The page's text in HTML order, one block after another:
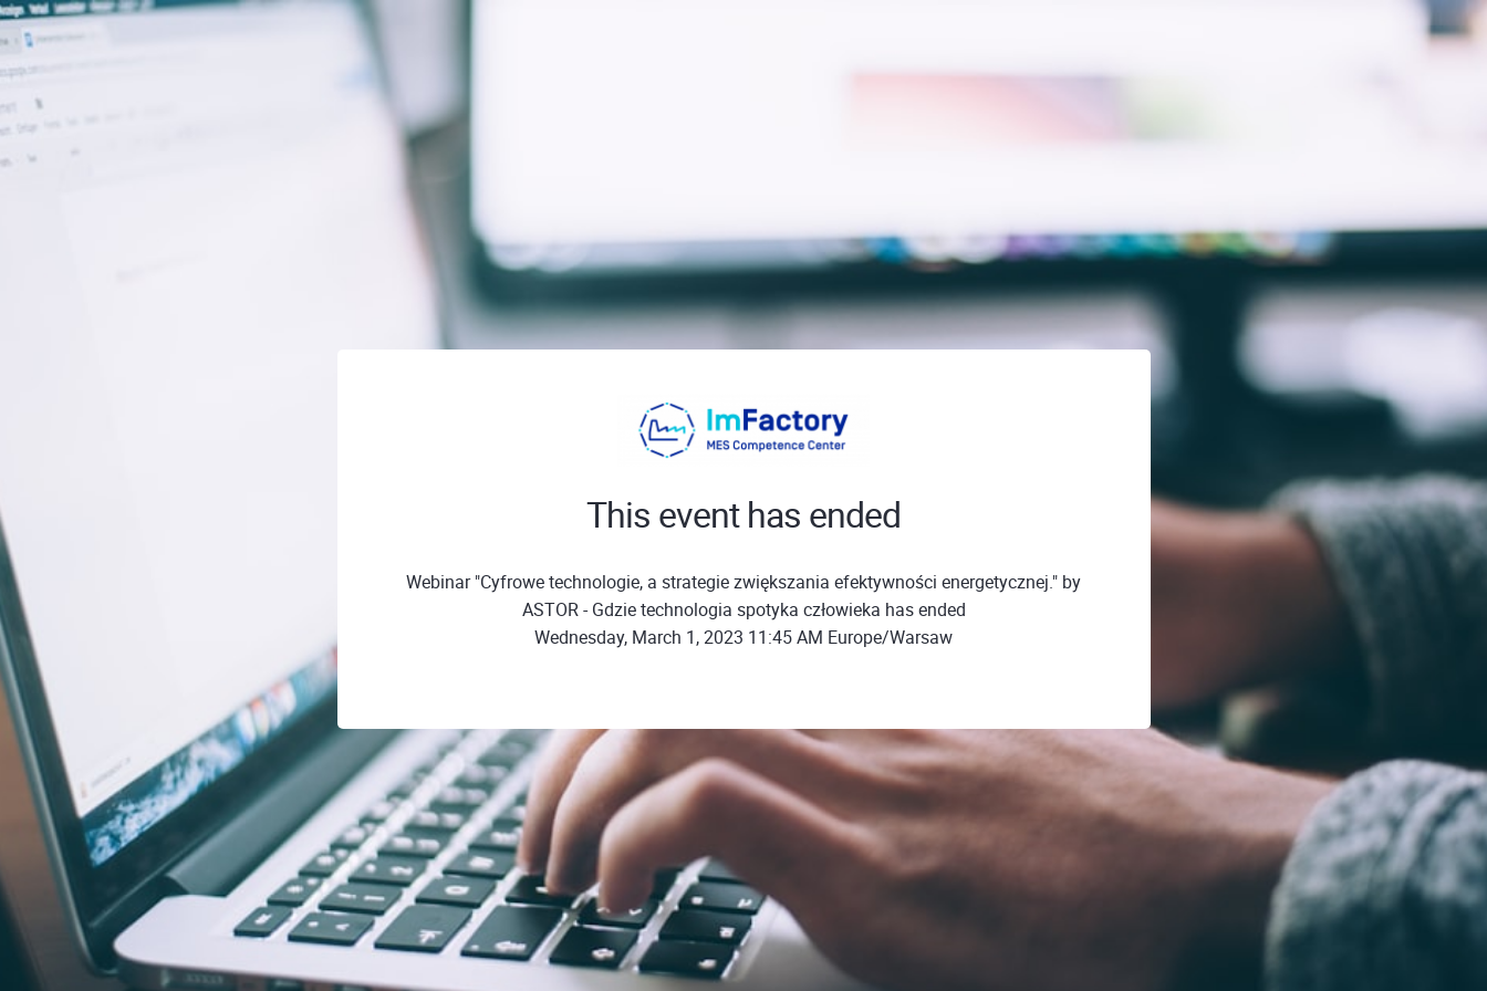
This event has ended
Webinar "Cyfrowe technologie, a strategie zwiększania efektywności energetycznej." by
ASTOR - Gdzie technologia spotyka człowieka has ended
Wednesday, March 1, 2023 11:45 AM Europe/Warsaw